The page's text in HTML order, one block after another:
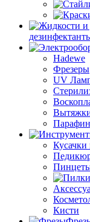
Hadewe
Фрезеры
UV
Кисти